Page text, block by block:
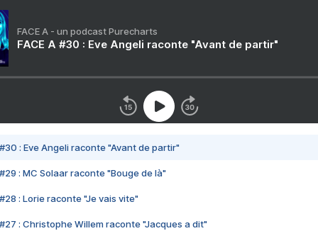
FACE A - un podcast Purecharts
FACE A #30 : Eve Angeli raconte "Avant de partir"
#30 : Eve Angeli raconte "Avant de partir"
#29 : MC Solaar raconte "Bouge de là"
#28 : Lorie raconte "Je vais vite"
#27 : Christophe Willem raconte "Jacques a dit"